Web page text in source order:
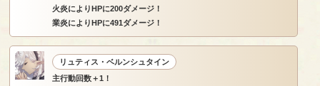
火炎によりHPに200ダメージ！
業炎によりHPに491ダメージ！
リュティス・ベルンシュタイン
主行動回数＋1！